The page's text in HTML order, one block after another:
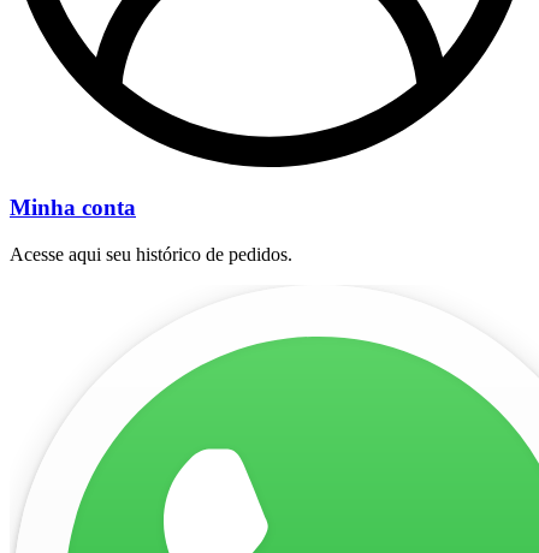
Minha conta
Acesse aqui seu histórico de pedidos.